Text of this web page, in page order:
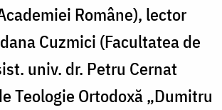
Române), lector
Cuzmici (Facultatea de
univ. dr. Petru Cernat
Teologie Ortodoxă „Dumitru